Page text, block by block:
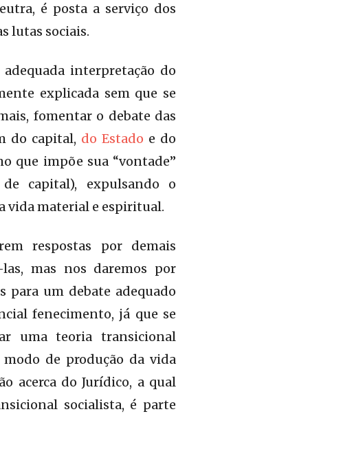
é posta a serviço dos
lutas sociais.
interpretação do
explicada sem que se
fomentar o debate das
do capital, do Estado e do
que impõe sua “vontade”
capital), expulsando o
vida material e espiritual.
respostas por demais
mas nos daremos por
para um debate adequado
fenecimento, já que se
uma teoria transicional
de produção da vida
acerca do Jurídico, a qual
socialista, é parte